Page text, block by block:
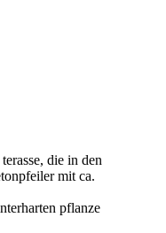
die in den
mit ca.
pflanze